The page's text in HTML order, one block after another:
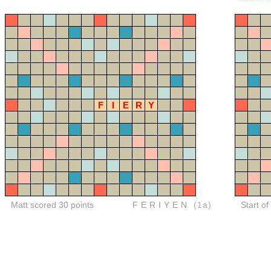
F I E R Y
Matt scored 30 points FERIYEN (1a) Start